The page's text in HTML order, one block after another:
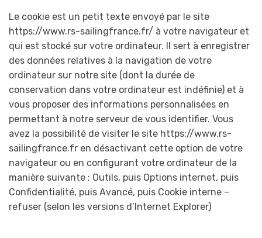
Le cookie est un petit texte envoyé par le site
https://www.rs-sailingfrance.fr/ à votre navigateur et
qui est stocké sur votre ordinateur. Il sert à enregistrer
des données relatives à la navigation de votre
ordinateur sur notre site (dont la durée de
conservation dans votre ordinateur est indéfinie) et à
vous proposer des informations personnalisées en
permettant à notre serveur de vous identifier. Vous
avez la possibilité de visiter le site https://www.rs-
sailingfrance.fr en désactivant cette option de votre
navigateur ou en configurant votre ordinateur de la
manière suivante : Outils, puis Options internet, puis
Confidentialité, puis Avancé, puis Cookie interne –
refuser (selon les versions d’Internet Explorer)